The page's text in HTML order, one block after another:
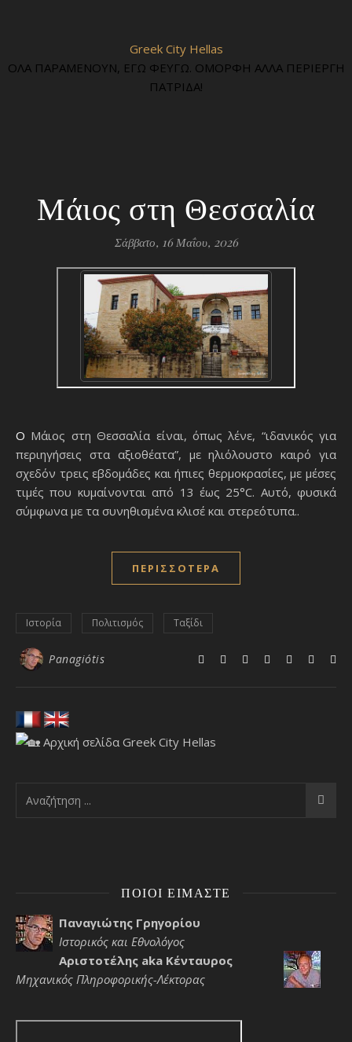
Greek City Hellas
ΟΛΑ ΠΑΡΑΜΕΝΟΥΝ, ΕΓΩ ΦΕΥΓΩ. ΟΜΟΡΦΗ ΑΛΛΑ ΠΕΡΙΕΡΓΗ
ΠΑΤΡΙΔΑ!
Μάιος στη Θεσσαλία
Σάββατο, 16 Μαΐου, 2026
Ο Μάιος στη Θεσσαλία είναι, όπως λένε, “ιδανικός για
περιηγήσεις στα αξιοθέατα”, με ηλιόλουστο καιρό για
σχεδόν τρεις εβδομάδες και ήπιες θερμοκρασίες, με μέσες
τιμές που κυμαίνονται από 13 έως 25°C. Αυτό, φυσικά
σύμφωνα με τα συνηθισμένα κλισέ και στερεότυπα..
ΠΕΡΙΣΣΌΤΕΡΑ
Ιστορία Πολιτισμός Ταξίδι
Panagiótis
ΠΟΙΟΙ ΕΊΜΑΣΤΕ
Παναγιώτης Γρηγορίου
Ιστορικός και Εθνολόγος
Αριστοτέλης aka Κένταυρος
Μηχανικός Πληροφορικής-Λέκτορας